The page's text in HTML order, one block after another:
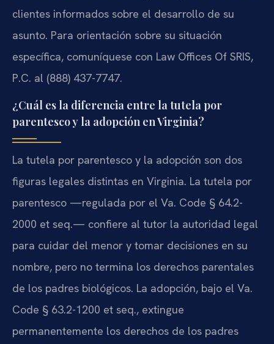
clientes informados sobre el desarrollo de su
asunto. Para orientación sobre su situación
específica, comuníquese con Law Offices Of SRIS,
P.C. al (888) 437-7747.
¿Cuál es la diferencia entre la tutela por
parentesco y la adopción en Virginia?
La tutela por parentesco y la adopción son dos
figuras legales distintas en Virginia. La tutela por
parentesco —regulada por el Va. Code § 64.2-
2000 et seq.— confiere al tutor la autoridad legal
para cuidar del menor y tomar decisiones en su
nombre, pero no termina los derechos parentales
de los padres biológicos. La adopción, bajo el Va.
Code § 63.2-1200 et seq., extingue
permanentemente los derechos de los padres